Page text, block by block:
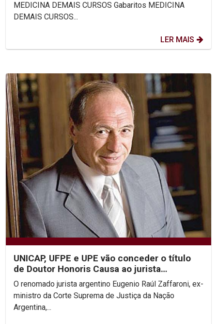
MEDICINA DEMAIS CURSOS Gabaritos MEDICINA
DEMAIS CURSOS...
LER MAIS
UNICAP, UFPE e UPE vão conceder o título
de Doutor Honoris Causa ao jurista
argentino Eugenio...
O renomado jurista argentino Eugenio Raúl Zaffaroni, ex-
ministro da Corte Suprema de Justiça da Nação
Argentina,...